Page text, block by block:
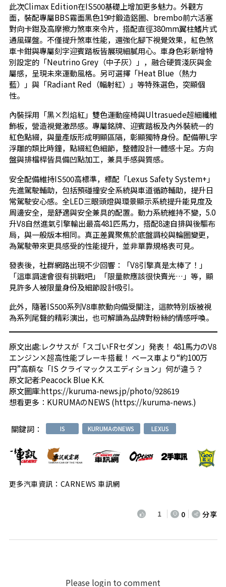
此次Climax Edition在IS500基礎上增加更多魅力。外觀方
面，裝配專屬BBS霧面黑色19吋鍛造鋁圈、brembo前六活塞
對向卡鉗及高摩擦力煞車來令片，搭配直徑380mm翼柱鰭片式
通風碟盤。不僅提升煞車性能，還強化腳下視覺效果，紅色煞
車卡鉗與專屬刻字迎賓踏板皆展現細膩用心。車身色彩新增特
別設定的「Neutrino Grey（中子灰）」，融合硬質淺灰與金
屬感，呈現未來運動風格。另可選擇「Heat Blue（熱力
藍）」與「Radiant Red（輻射紅）」等特殊選色，突顯個
性。
內裝採用「黑×烈焰紅」雙色運動座椅與Ultrasuede超細纖維
飾板，營造視覺激昂感。專屬銘牌、迎賓踏板及內外裝統一的
紅色點綴，與量產版形成明顯區隔，彰顯獨特身份。配備帶L字
浮雕的類比時鐘，點綴紅色細節，整體設計一體感十足。方向
盤與排檔桿皆具備凹點加工，兼具手感與質感。
安全配備維持IS500高標準，標配「Lexus Safety System+」
先進駕駛輔助，包括預碰撞安全系統與車道循跡輔助，提升日
常駕駛安心感。全LED三眼頭燈與環景顯示系統提升能見度及
周邊安全，是舒適與安全兼具的配置。動力系統維持不變，5.0
升V8自然進氣引擎輸出最高481匹馬力，搭配8速自排與後驅布
局，與一般版本相同。真正差異聚焦於底盤調校與輪圈變更，
為駕駛帶來更具感受的性能提升，並非單靠規格表可見。
發表後，社群網路出現不少回響：「V8引擎真是太棒了！」
「這車調速會很有挑戰吧」「限量款應該很快賣光…」等，顯
見許多人被限量身份及細節設計吸引。
此外，隨著IS500系列V8車款動向備受關注，這款特別版被視
為系列尾聲的精彩演出，也可解讀為品牌對粉絲的情感呼喚。
原文出處:レクサスが「スゴいFRセダン」発表！ 481馬力のV8
エンジン×超高性能ブレーキ搭載！ ベース車より“約100万
円”高額な「IS クライマックスエディション」何が違う？
原文記者:Peacock Blue K.K.
原文圖庫:https://kuruma-news.jp/photo/928619
想看更多： KURUMAのNEWS (https://kuruma-news.)
關鍵詞： IS KURUMAのNEWS LEXUS
更多汽車資訊：CARNEWS 車訊網
1 0 分享
Please login to comment